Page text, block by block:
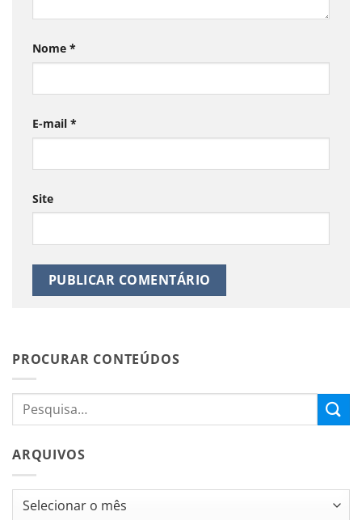
Nome *
E-mail *
Site
PROCURAR CONTEÚDOS
ARQUIVOS
Arquivos